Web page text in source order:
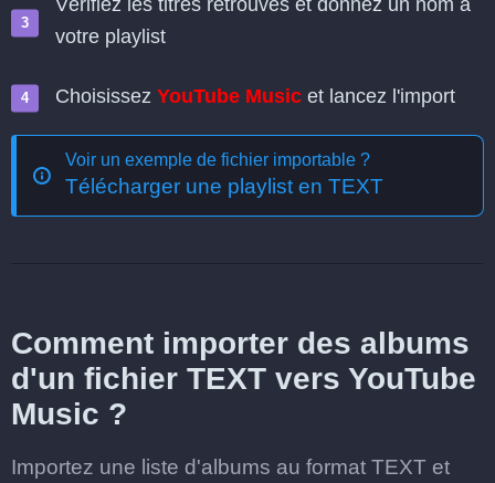
Vérifiez les titres retrouvés et donnez un nom à
votre playlist
Choisissez YouTube Music et lancez l'import
Voir un exemple de fichier importable ?
Télécharger une playlist en TEXT
Comment importer des albums
d'un fichier TEXT vers YouTube
Music ?
Importez une liste d'albums au format TEXT et